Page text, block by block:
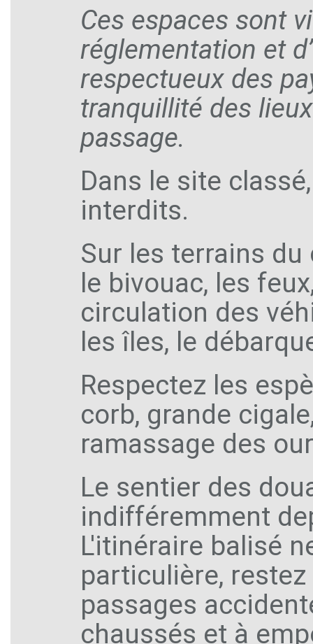
Ces espaces sont
réglementation et
respectueux des
tranquillité des
passage.
Dans le site
interdits.
Sur les terrains
le bivouac, les
circulation des
les îles, le
Respectez les
corb, grande
ramassage des
Le sentier des
indifféremment
L'itinéraire balisé
particulière,
passages
chaussés et à